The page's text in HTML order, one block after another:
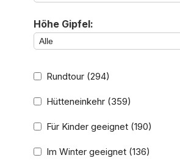
Höhe Gipfel:
Rundtour (294)
Hütteneinkehr (359)
Für Kinder geeignet (190)
Im Winter geeignet (136)